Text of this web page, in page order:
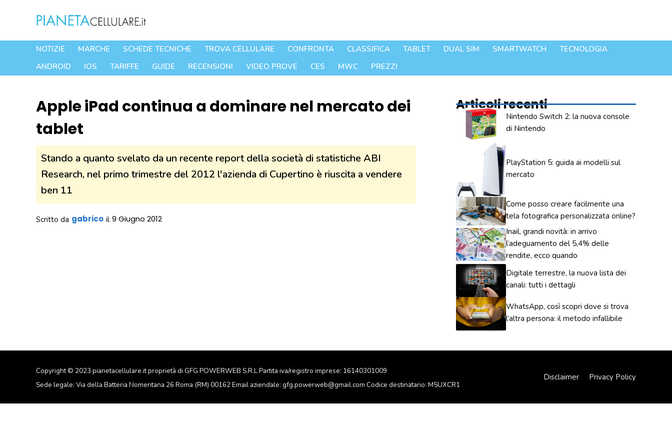
contenuto
NOTIZIE MARCHE SCHEDE TECNICHE TROVA CELLULARE CONFRONTA CLASSIFICA TABLET DUAL SIM SMARTWATCH
TECNOLOGIA
ANDROID
IOS TARIFFE GUIDE RECENSIONI VIDEO PROVE CES MWC PREZZI
Apple iPad continua a dominare nel mercato dei
tablet
Stando a quanto svelato da un recente report della società di statistiche ABI
Research, nel primo trimestre del 2012 l'azienda di Cupertino è riuscita a vendere
ben 11
Scritto da gabrico il 9 Giugno 2012
Articoli recenti
Nintendo Switch 2: la nuova console
di Nintendo
PlayStation 5: guida ai modelli sul
mercato
Come posso creare facilmente una
tela fotografica personalizzata online?
Inail, grandi novità: in arrivo
l’adeguamento del 5,4% delle
rendite, ecco quando
Digitale terrestre, la nuova lista dei
canali: tutti i dettagli
WhatsApp, così scopri dove si trova
l’altra persona: il metodo infallibile
Copyright © 2023 pianetacellulare.it proprietà di GFG POWERWEB S.R.L Partita iva/registro imprese: 16140301009
Sede legale: Via della Batteria Nomentana 26 Roma (RM) 00162 Email aziendale: gfg.powerweb@gmail.com Codice destinatario: M5UXCR1
Disclaimer Privacy Policy